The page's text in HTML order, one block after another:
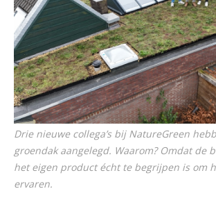
Drie nieuwe collega’s bij NatureGreen
groendak aangelegd. Waarom? Omdat de
het eigen product écht te begrijpen is om
ervaren.